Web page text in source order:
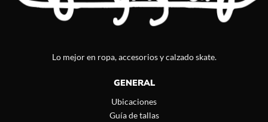
Lo mejor en ropa, accesorios y calzado skate.
GENERAL
Ubicaciones
Guía de tallas